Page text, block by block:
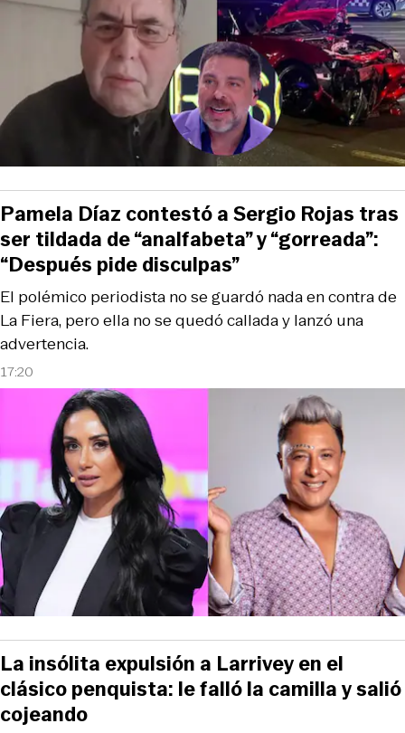
17:20
El polémico periodista no se guardó nada en contra de
La Fiera, pero ella no se quedó callada y lanzó una
advertencia.
Pamela Díaz contestó a Sergio Rojas tras
ser tildada de “analfabeta” y “gorreada”:
“Después pide disculpas”
La insólita expulsión a Larrivey en el
clásico penquista: le falló la camilla y salió
cojeando